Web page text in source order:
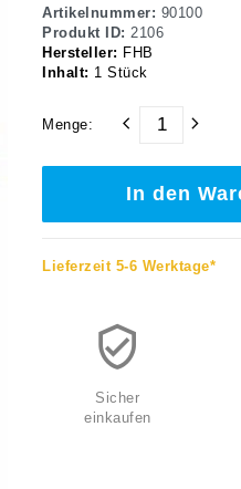
Artikelnummer: 90100
Produkt ID: 2106
Hersteller: FHB
Inhalt: 1 Stück
Menge:
In den
Lieferzeit 5-6 Werktage*
Sicher
einkaufen